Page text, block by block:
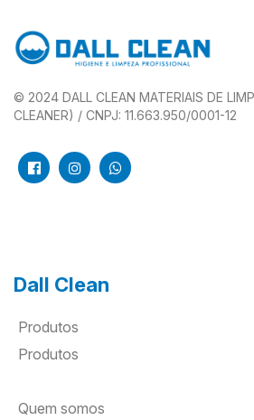
© 2024 DALL CLEAN MATERIAIS DE
CLEANER) / CNPJ: 11.663.950/0001-12
Dall Clean
Produtos
Produtos
Quem somos